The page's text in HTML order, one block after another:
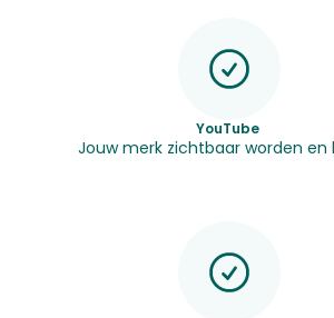
YouTube
Jouw merk zichtbaar worden en